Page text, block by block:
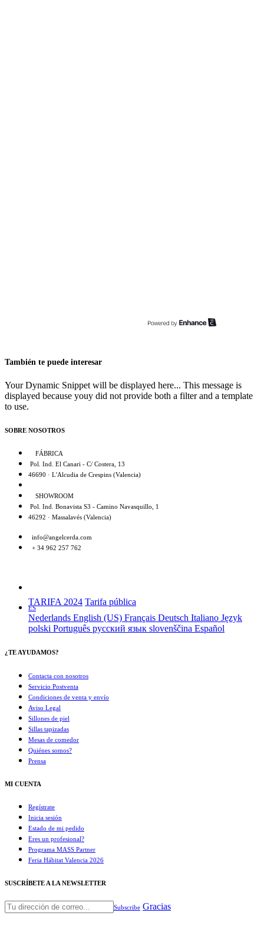
También te puede interesar
Your Dynamic Snippet will be displayed here... This message is
displayed because youy did not provide both a filter and a template
to use.
SOBRE NOSOTROS
FÁBRICA
Pol. Ind. El Canari - C/ Costera, 13
46690 · L'Alcudia de Crespins (Valencia)
SHOWROOM
Pol. Ind. Bonavista S3 - Camino Navasquillo, 1
46292 · Massalavés (Valencia)
info@angelcerda.com
+ 34 962 257 762
TARIFA 2024 Tarifa pública
ES
Nederlands English (US) Français Deutsch Italiano Język
polski Português русский язык slovenščina Español
¿TE AYUDAMOS?
Contacta con nosotros
Servicio Postventa
Condiciones de venta y envío
Aviso Legal
Sillones de piel
Sillas tapizadas
Mesas de comedor
Quiénes somos?
Prensa
MI CUENTA
Regístrate
Inicia sesión
Estado de mi pedido
Eres un profesional?
Programa MASS Partner
Feria Hábitat Valencia 2026​
SUSCRÍBETE A LA NEWSLETTER
Subscribe Gracias